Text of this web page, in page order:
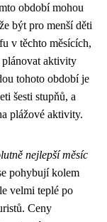
období mohou
být pro menší děti
v těchto měsících,
plánovat aktivity
tohoto období je
šesti stupňů, a
plážové aktivity.
nejlepší měsíc
pohybují kolem
velmi teplé po
Ceny